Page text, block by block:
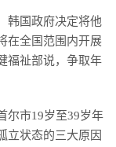
韩国政府决定将他
在全国范围内开展
福祉部说，争取年
尔市19岁至39岁年
立状态的三大原因